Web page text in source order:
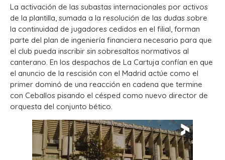
La activación de las subastas internacionales por activos
de la plantilla, sumada a la resolución de las dudas sobre
la continuidad de jugadores cedidos en el filial, forman
parte del plan de ingeniería financiera necesario para que
el club pueda inscribir sin sobresaltos normativos al
canterano. En los despachos de La Cartuja confían en que
el anuncio de la rescisión con el Madrid actúe como el
primer dominó de una reacción en cadena que termine
con Ceballos pisando el césped como nuevo director de
orquesta del conjunto bético.